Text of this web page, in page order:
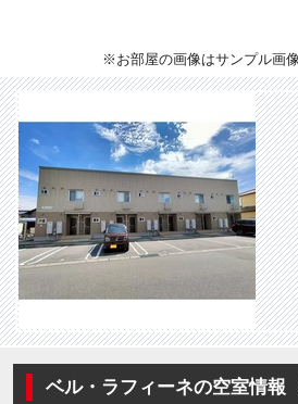
※お部屋の画像はサンプル画像
ベル・ラフィーネの空室情報